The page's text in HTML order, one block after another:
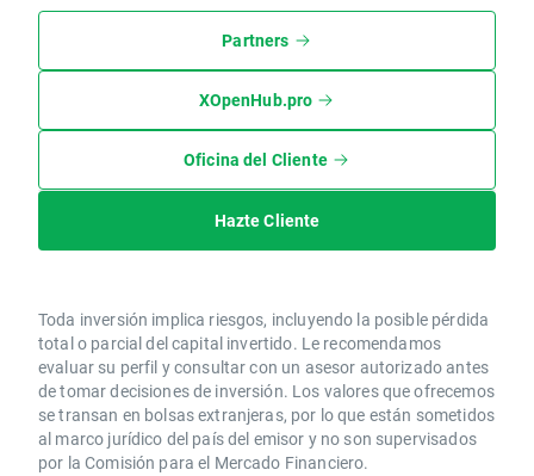
Partners
XOpenHub.pro
Oficina del Cliente
Hazte Cliente
Toda inversión implica riesgos, incluyendo la posible pérdida
total o parcial del capital invertido. Le recomendamos
evaluar su perfil y consultar con un asesor autorizado antes
de tomar decisiones de inversión. Los valores que ofrecemos
se transan en bolsas extranjeras, por lo que están sometidos
al marco jurídico del país del emisor y no son supervisados
por la Comisión para el Mercado Financiero.